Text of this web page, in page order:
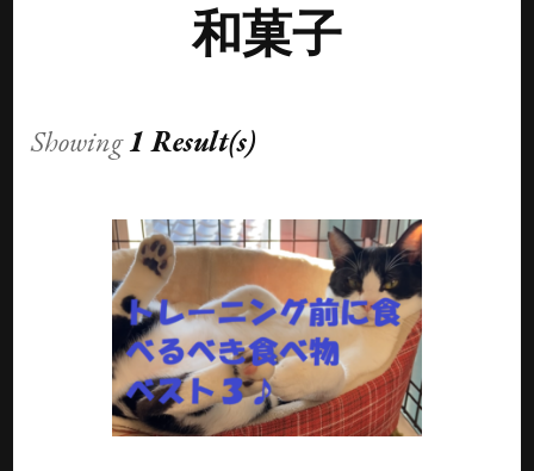
和菓子
Showing1 Result(s)